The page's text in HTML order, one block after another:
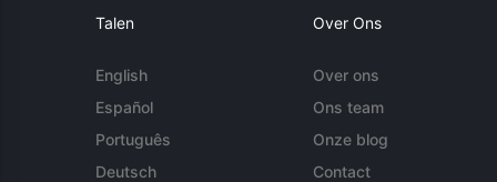
Talen
English
Español
Português
Deutsch
Over Ons
Over ons
Ons team
Onze blog
Contact